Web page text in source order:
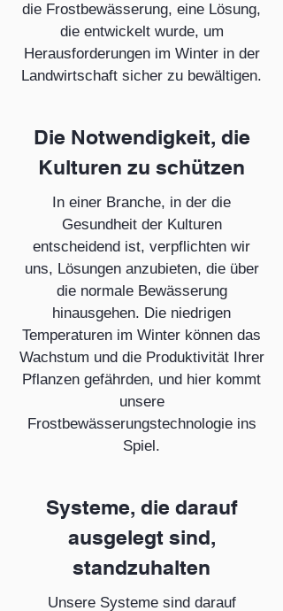
die Frostbewässerung, eine Lösung,
die entwickelt wurde, um
Herausforderungen im Winter in der
Landwirtschaft sicher zu bewältigen.
Die Notwendigkeit, die
Kulturen zu schützen
In einer Branche, in der die
Gesundheit der Kulturen
entscheidend ist, verpflichten wir
uns, Lösungen anzubieten, die über
die normale Bewässerung
hinausgehen. Die niedrigen
Temperaturen im Winter können das
Wachstum und die Produktivität Ihrer
Pflanzen gefährden, und hier kommt
unsere
Frostbewässerungstechnologie ins
Spiel.
Systeme, die darauf
ausgelegt sind,
standzuhalten
Unsere Systeme sind darauf